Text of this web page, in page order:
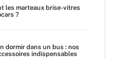
les marteaux brise-vitres
?
dormir dans un bus : nos
indispensables